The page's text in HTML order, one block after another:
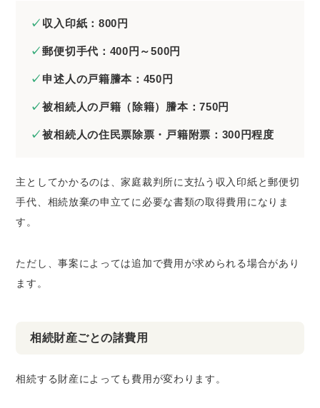
収入印紙：800円
郵便切手代：400円～500円
申述人の戸籍謄本：450円
被相続人の戸籍（除籍）謄本：750円
被相続人の住民票除票・戸籍附票：300円程度
主としてかかるのは、家庭裁判所に支払う収入印紙と郵便切
手代、相続放棄の申立てに必要な書類の取得費用になりま
す。
ただし、事案によっては追加で費用が求められる場合があり
ます。
相続財産ごとの諸費用
相続する財産によっても費用が変わります。